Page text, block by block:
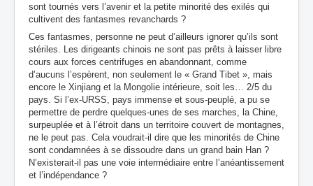
sont tournés vers l’avenir et la petite minorité des exilés qui
cultivent des fantasmes revanchards ?
Ces fantasmes, personne ne peut d’ailleurs ignorer qu’ils sont
stériles. Les dirigeants chinois ne sont pas prêts à laisser libre
cours aux forces centrifuges en abandonnant, comme
d’aucuns l’espèrent, non seulement le « Grand Tibet », mais
encore le Xinjiang et la Mongolie intérieure, soit les… 2/5 du
pays. Si l’ex-URSS, pays immense et sous-peuplé, a pu se
permettre de perdre quelques-unes de ses marches, la Chine,
surpeuplée et à l’étroit dans un territoire couvert de montagnes,
ne le peut pas. Cela voudrait-il dire que les minorités de Chine
sont condamnées à se dissoudre dans un grand bain Han ?
N’existerait-il pas une voie intermédiaire entre l’anéantissement
et l’indépendance ?